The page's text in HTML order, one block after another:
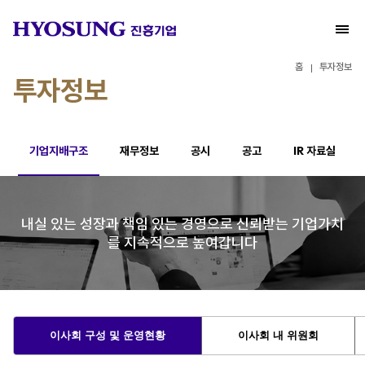
투자정보
홈 투자정보
기업지배구조 재무정보 공시 공고 IR 자료실
내실 있는 성장과 책임 있는 경영으로신뢰받는 기업가치
를 지속적으로 높여갑니다
이사회 구성 및 운영현황 이사회 내 위원회